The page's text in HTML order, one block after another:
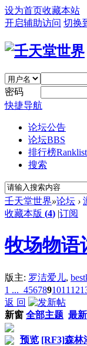
设为首页收藏本站
开启辅助访问 切换
密码
快捷导航
论坛公告
论坛BBS
排行榜Ranklist
搜索
壬天堂世界»论坛 ›
收藏本版 (4) |订阅
牧场物语
版主: 罗洁爱儿,
1 ... 4567891011 12
返 回
新窗 全部主题 最新
预览 [RF3]森林